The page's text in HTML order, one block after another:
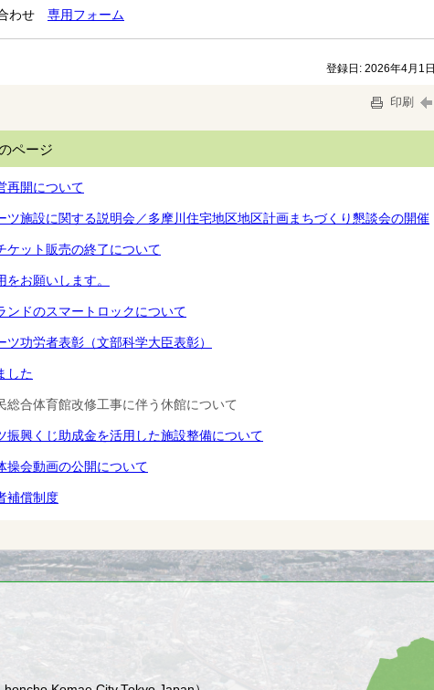
わせ 専用フォーム
登録日: 2026年4月1日
印刷
ページ
再開について
ツ施設に関する説明会／多摩川住宅地区地区計画まちづくり懇談会の開催
ケット販売の終了について
お願いします。
ンドのスマートロックについて
功労者表彰（文部科学大臣表彰）
した
総合体育館改修工事に伴う休館について
振興くじ助成金を活用した施設整備について
会動画の公開について
補償制度